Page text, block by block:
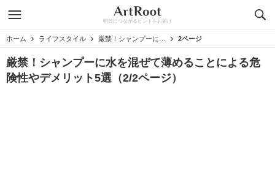
明日につながるヒントをお届け
ホーム ライフスタイル 2ページ
厳禁！シャンプーに水を混ぜて薄めることによる危
険性やデメリット5選（2/2ページ）